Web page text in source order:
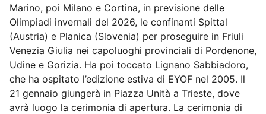
Marino, poi Milano e Cortina, in previsione delle
Olimpiadi invernali del 2026, le confinanti Spittal
(Austria) e Planica (Slovenia) per proseguire in Friuli
Venezia Giulia nei capoluoghi provinciali di Pordenone,
Udine e Gorizia. Ha poi toccato Lignano Sabbiadoro,
che ha ospitato l’edizione estiva di EYOF nel 2005. Il
21 gennaio giungerà in Piazza Unità a Trieste, dove
avrà luogo la cerimonia di apertura. La cerimonia di